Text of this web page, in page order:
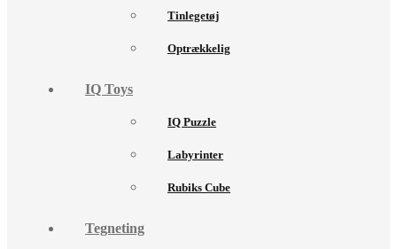
Tinlegetøj
Optrækkelig
IQ Toys
IQ Puzzle
Labyrinter
Rubiks Cube
Tegneting